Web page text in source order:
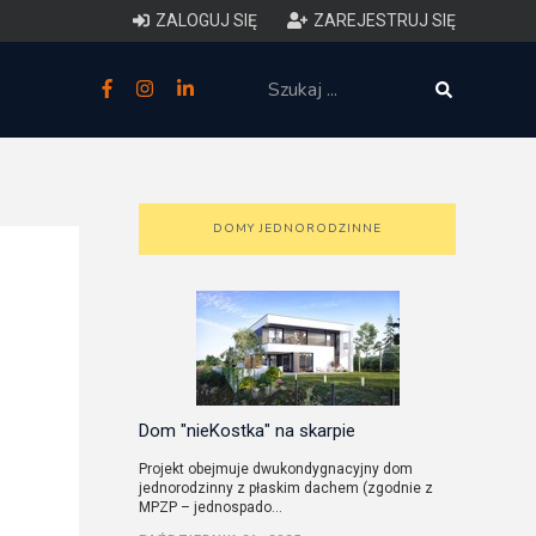
ZALOGUJ SIĘ ZAREJESTRUJ SIĘ
zakres i forma projektu
przestrzennym
DOMY JEDNORODZINNE
Dom "nieKostka" na skarpie
Projekt obejmuje dwukondygnacyjny dom
jednorodzinny z płaskim dachem (zgodnie z
MPZP – jednospado...